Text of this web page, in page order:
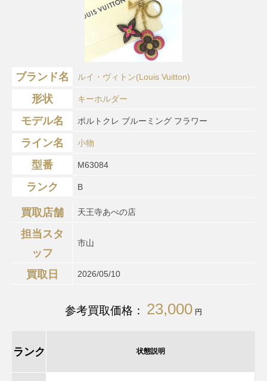
ブランド名 ルイ・ヴィトン(Louis Vuitton)
形状 キーホルダー
モデル名 ポルトクレ ブルーミング フラワー
ライン名 小物
型番 M63084
ランク B
買取店舗 天王寺あべの店
担当スタ
ッフ
市山
買取日 2026/05/10
参考買取価格： 23,000 円
ランク 状態説明